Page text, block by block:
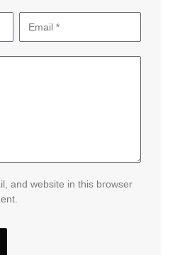
and website in this browser